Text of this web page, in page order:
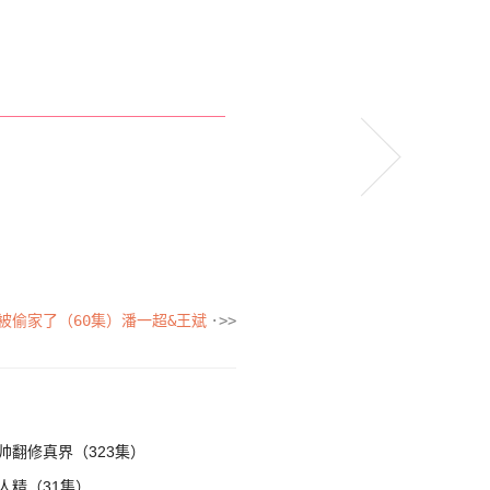
偷家了（60集）潘一超&王斌
翻修真界（323集）
精（31集）